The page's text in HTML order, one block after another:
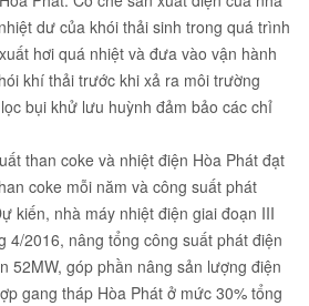
dư của khói thải sinh trong quá trình
hơi quá nhiệt và đưa vào vận hành
khí thải trước khi xả ra môi trường
bụi khử lưu huỳnh đảm bảo các chỉ
than coke và nhiệt điện Hòa Phát đạt
coke mỗi năm và công suất phát
kiến, nhà máy nhiệt điện giai đoạn III
4/2016, nâng tổng công suất phát điện
52MW, góp phần nâng sản lượng điện
gang tháp Hòa Phát ở mức 30% tổng